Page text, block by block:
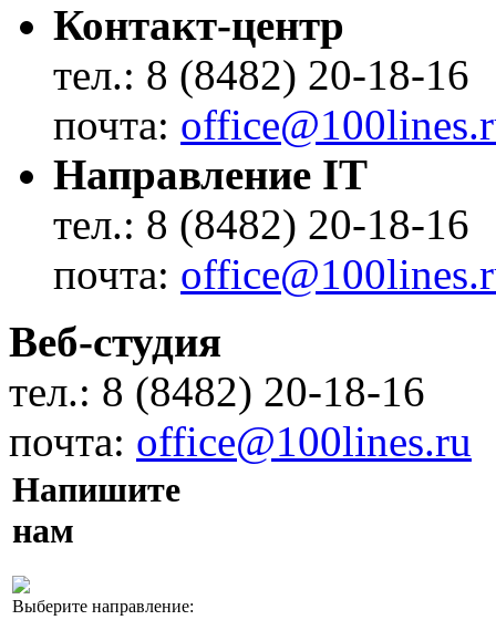
Контакт-центр
тел.: 8 (8482) 20-18-16
почта:
Направление IT
тел.: 8 (8482) 20-18-16
почта:
Веб-студия
тел.: 8 (8482) 20-18-16
почта: office@100lines.ru
Напишите
нам
Выберите направление: